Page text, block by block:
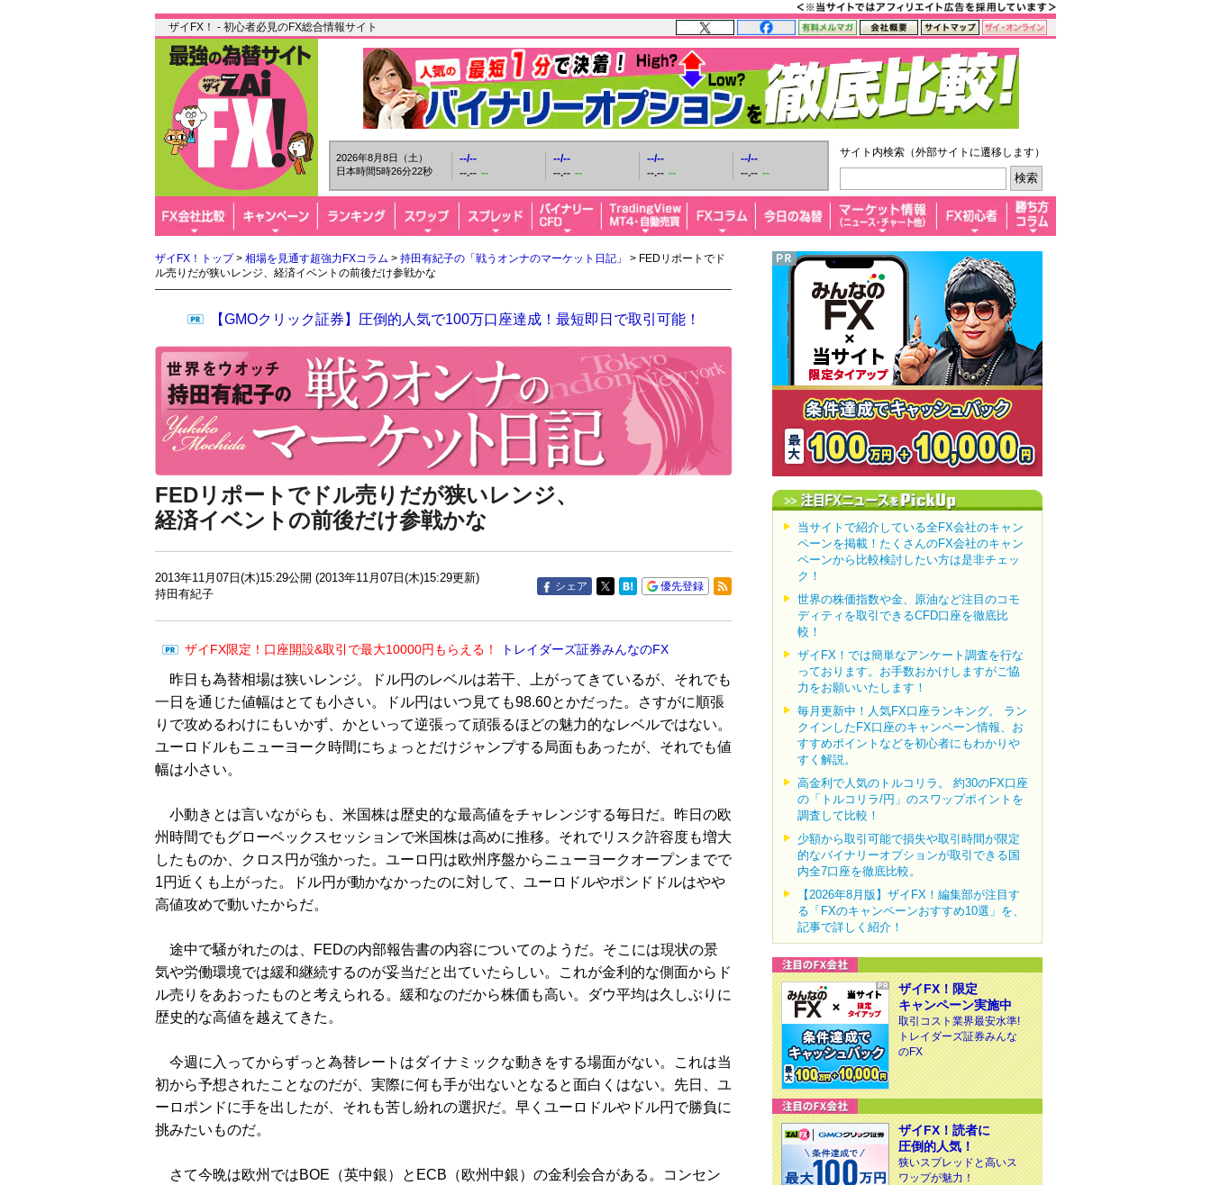
ザイFX！ - 初心者必見のFX総合情報サイト
2026年8月8日（土）
日本時間5時26分23秒
--/--
--.-- --
--/--
--.-- --
--/--
--.-- --
--/--
--.-- --
サイト内検索（外部サイトに遷移します）
ザイFX！トップ> 相場を見通す超強力FXコラム > 持田有紀子の「戦うオンナのマーケット日記」
> FEDリポートでド
ル売りだが狭いレンジ、経済イベントの前後だけ参戦かな
【GMOクリック証券】圧倒的人気で100万口座達成！最短即日で取引可能！
FEDリポートでドル売りだが狭いレンジ、
経済イベントの前後だけ参戦かな
2013年11月07日(木)15:29公開 (2013年11月07日(木)15:29更新)
持田有紀子
シェア 優先登録
ザイFX限定！口座開設&取引で最大10000円もらえる！ トレイダーズ証券みんなのFX
昨日も為替相場は狭いレンジ。ドル円のレベルは若干、上がってきているが、それでも
一日を通じた値幅はとても小さい。ドル円はいつ見ても98.60とかだった。さすがに順張
りで攻めるわけにもいかず、かといって逆張って頑張るほどの魅力的なレベルではない。
ユーロドルもニューヨーク時間にちょっとだけジャンプする局面もあったが、それでも値
幅は小さい。
小動きとは言いながらも、米国株は歴史的な最高値をチャレンジする毎日だ。昨日の欧
州時間でもグローベックスセッションで米国株は高めに推移。それでリスク許容度も増大
したものか、クロス円が強かった。ユーロ円は欧州序盤からニューヨークオープンまでで
1円近くも上がった。ドル円が動かなかったのに対して、ユーロドルやポンドドルはやや
高値攻めで動いたからだ。
途中で騒がれたのは、FEDの内部報告書の内容についてのようだ。そこには現状の景
気や労働環境では緩和継続するのが妥当だと出ていたらしい。これが金利的な側面からド
ル売りをあおったものと考えられる。緩和なのだから株価も高い。ダウ平均は久しぶりに
歴史的な高値を越えてきた。
今週に入ってからずっと為替レートはダイナミックな動きをする場面がない。これは当
初から予想されたことなのだが、実際に何も手が出ないとなると面白くはない。先日、ユ
ーロポンドに手を出したが、それも苦し紛れの選択だ。早くユーロドルやドル円で勝負に
挑みたいものだ。
さて今晩は欧州ではBOE（英中銀）とECB（欧州中銀）の金利会合がある。コンセン
当サイトで紹介している全FX会社のキャン
ペーンを掲載！たくさんのFX会社のキャン
ペーンから比較検討したい方は是非チェッ
ク！
世界の株価指数や金、原油など注目のコモ
ディティを取引できるCFD口座を徹底比
較！
ザイFX！では簡単なアンケート調査を行な
っております。お手数おかけしますがご協
力をお願いいたします！
毎月更新中！人気FX口座ランキング。 ラン
クインしたFX口座のキャンペーン情報、お
すすめポイントなどを初心者にもわかりや
すく解説。
高金利で人気のトルコリラ。 約30のFX口座
の「トルコリラ/円」のスワップポイントを
調査して比較！
少額から取引可能で損失や取引時間が限定
的なバイナリーオプションが取引できる国
内全7口座を徹底比較。
【2026年8月版】ザイFX！編集部が注目す
る「FXのキャンペーンおすすめ10選」を、
記事で詳しく紹介！
ザイFX！限定
キャンペーン実施中
取引コスト業界最安水準!
トレイダーズ証券みんな
のFX
ザイFX！読者に
圧倒的人気！
狭いスプレッドと高いス
ワップが魅力！